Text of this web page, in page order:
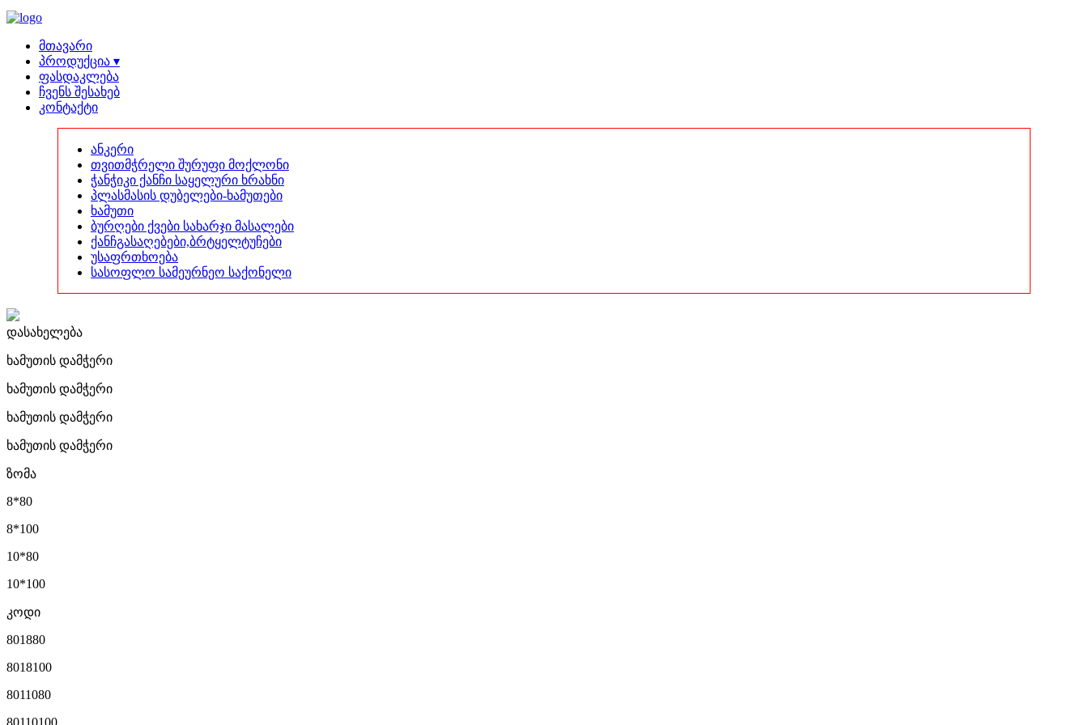
მთავარი
პროდუქცია ▾
ფასდაკლება
ჩვენს შესახებ
კონტაქტი
ანკერი
თვითმჭრელი შურუფი მოქლონი
ჭანჭიკი ქანჩი საყელური ხრახნი
პლასმასის დუბელები-ხამუთები
ხამუთი
ბურღები ქვები სახარჯი მასალები
ქანჩგასაღებები,ბრტყელტუჩები
უსაფრთხოება
სასოფლო სამეურნეო საქონელი
დასახელება
ხამუთის დამჭერი
ხამუთის დამჭერი
ხამუთის დამჭერი
ხამუთის დამჭერი
ზომა
8*80
8*100
10*80
10*100
კოდი
801880
8018100
8011080
80110100